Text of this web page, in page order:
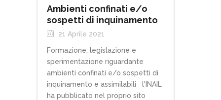
Ambienti confinati e/o
sospetti di inquinamento
21 Aprile 2021
Formazione, legislazione e
sperimentazione riguardante
ambienti confinati e/o sospetti di
inquinamento e assimilabili l'INAIL
ha pubblicato nel proprio sito